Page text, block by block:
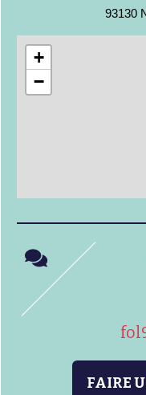
93130
+
−
FAIRE